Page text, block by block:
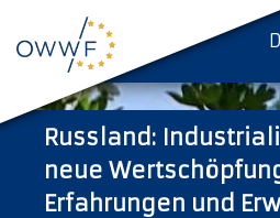
Russland:
neue
Erfahrungen und